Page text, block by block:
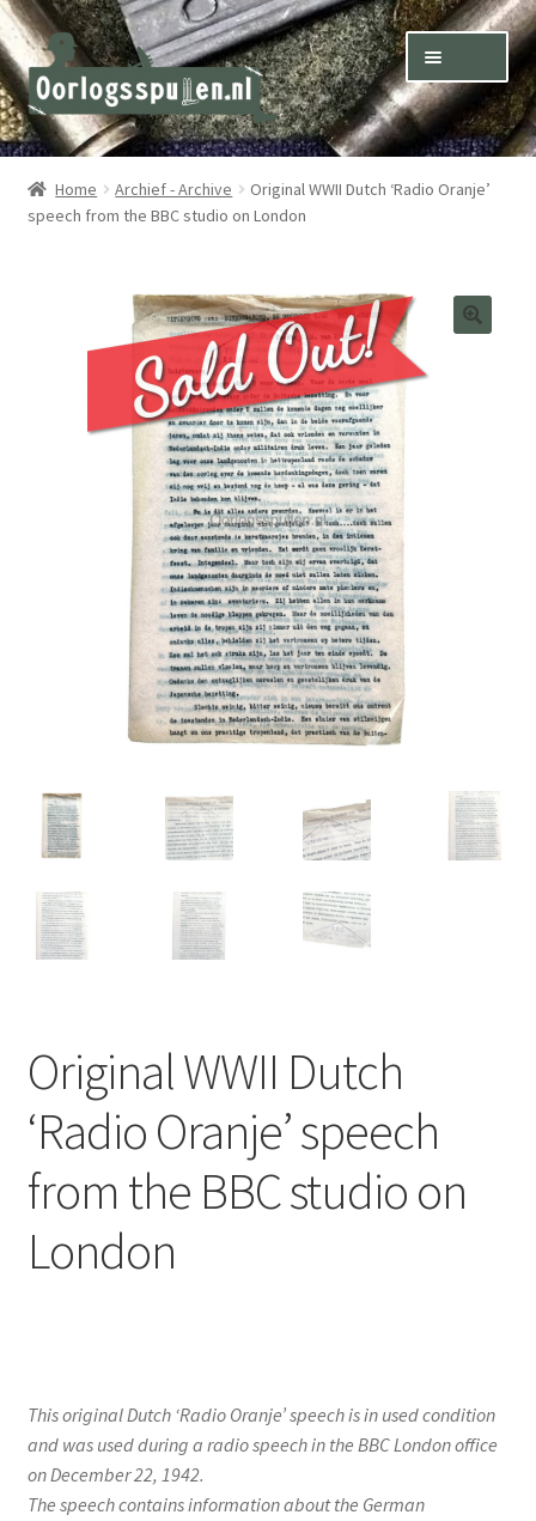
Skip
to
navigation
Skip
to
content
Winkel – Shop
Over ons – About us
Contact
Terms & Conditions – Shipping & Delivery
Home Archief - Archive
Original WWII Dutch ‘Radio Oranje’
speech from the BBC studio on London
Original WWII Dutch
‘Radio Oranje’ speech
from the BBC studio on
London
This original Dutch ‘Radio Oranje’ speech is in used condition
and was used during a radio speech in the BBC London office
on December 22, 1942.
The speech contains information about the German